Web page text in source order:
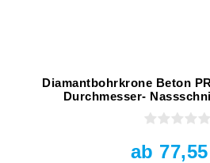
Diamantbohrkrone Beton
Durchmesser-
ab